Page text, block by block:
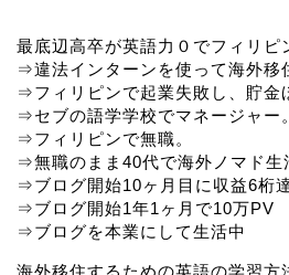
最底辺高卒が英語力０でフィリピ
⇒違法インターンを使って海外移
⇒フィリピンで起業失敗し、貯金
⇒セブの語学学校でマネージャー。
⇒フィリピンで無職。
⇒無職のまま40代で海外ノマド生
⇒ブログ開始10ヶ月目に収益6桁達
⇒ブログ開始1年1ヶ月で10万PV
⇒ブログを本業にして生活中